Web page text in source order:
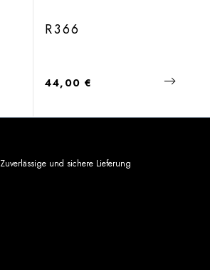
R366
Regulärer Preis:
44,00 €
Zuverlässige und sichere Lieferung